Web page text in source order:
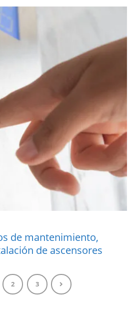
de mantenimiento,
de ascensores
2 3